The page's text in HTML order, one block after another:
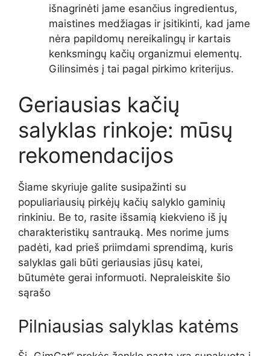
išnagrinėti jame esančius ingredientus,
maistines medžiagas ir įsitikinti, kad jame
nėra papildomų nereikalingų ir kartais
kenksmingų kačių organizmui elementų.
Gilinsimės į tai pagal pirkimo kriterijus.
Geriausias kačių
salyklas rinkoje: mūsų
rekomendacijos
Šiame skyriuje galite susipažinti su
populiariausių pirkėjų kačių salyklo gaminių
rinkiniu. Be to, rasite išsamią kiekvieno iš jų
charakteristikų santrauką. Mes norime jums
padėti, kad prieš priimdami sprendimą, kuris
salyklas gali būti geriausias jūsų katei,
būtumėte gerai informuoti. Nepraleiskite šio
sąrašo
Pilniausias salyklas katėms